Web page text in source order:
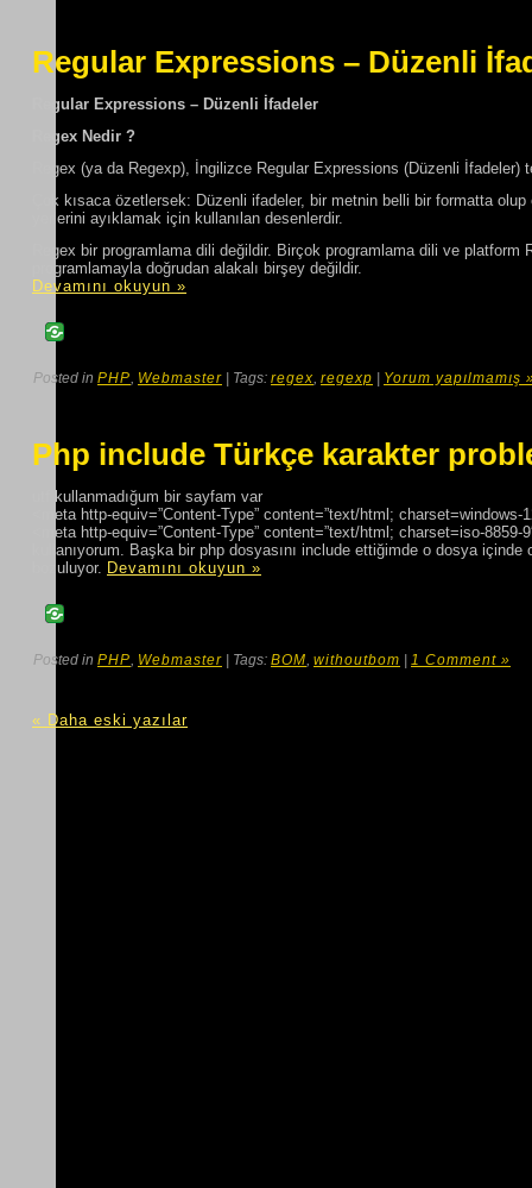
Regular Expressions – Düzenli
Regular Expressions – Düzenli İfadeler
Regex Nedir ?
Regex (ya da Regexp), İngilizce Regular Expressions (Düzenli İfadeler)
Çok kısaca özetlersek: Düzenli ifadeler, bir metnin belli bir formatta
yerlerini ayıklamak için kullanılan desenlerdir.
Regex bir programlama dili değildir. Birçok programlama dili ve
programlamayla doğrudan alakalı birşey değildir.
Devamını okuyun »
Posted in PHP, Webmaster | Tags: regex, regexp Yorum yapılmamış
Php include Türkçe karakter
utf kullanmadığum bir sayfam var
<meta http-equiv=”Content-Type” content=”text/html; charset=windows-
<meta http-equiv=”Content-Type” content=”text/html; charset=iso-8859-
kullanıyorum. Başka bir php dosyasını include ettiğimde o dosya
bozuluyor. Devamını okuyun »
Posted in PHP, Webmaster | Tags: BOM, withoutbom 1 Comment »
« Daha eski yazılar